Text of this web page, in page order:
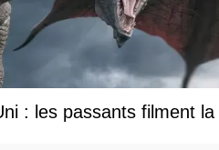
: les passants filment la